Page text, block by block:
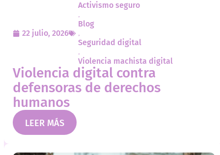
22 julio, 2026
Activismo seguro
,
Blog
,
Seguridad digital
,
Violencia machista digital
Violencia digital contra
defensoras de derechos
humanos
LEER MÁS